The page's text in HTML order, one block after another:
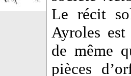
Le récit
Ayroles est
de même
pièces